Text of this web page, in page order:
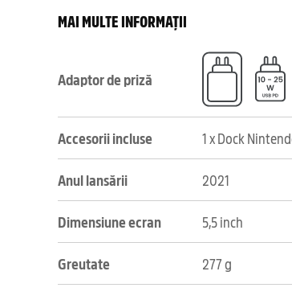
MAI MULTE INFORMAȚII
Adaptor de priză
Accesorii incluse 1 x Dock
Anul lansării 2021
Dimensiune ecran 5,5 inch
Greutate 277 g